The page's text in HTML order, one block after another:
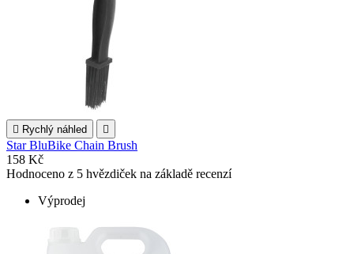
 Rychlý náhled 
Star BluBike Chain Brush
158 Kč
Hodnoceno z 5 hvězdiček na základě recenzí
Výprodej